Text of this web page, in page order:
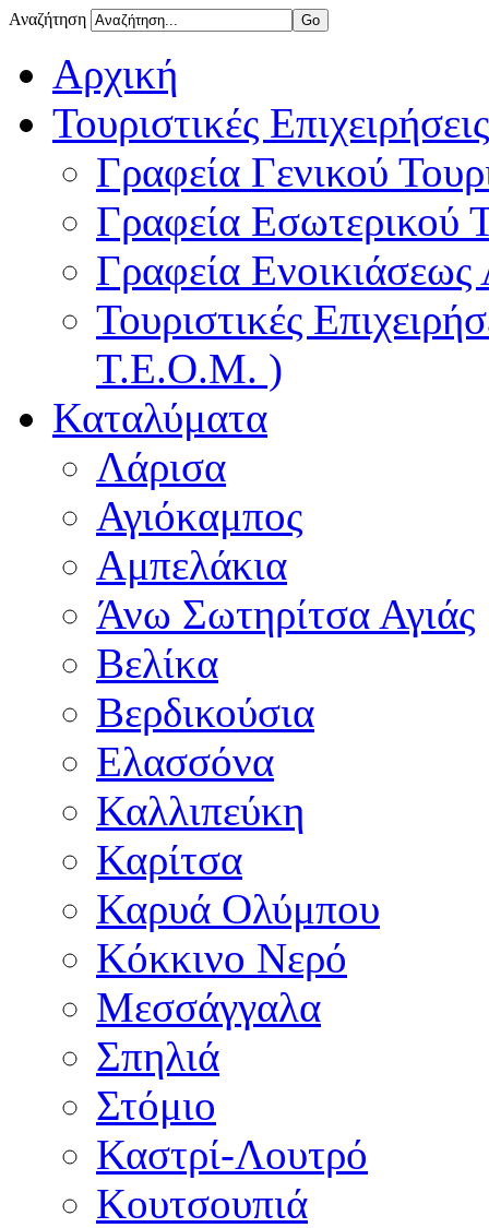
Αναζήτηση
Αρχική
Τουριστικές Επιχειρήσεις
Γραφεία Γενικού
Γραφεία Εσωτερικού
Γραφεία
Τουριστικές
Τ.Ε.Ο.Μ. )
Καταλύματα
Λάρισα
Αγιόκαμπος
Αμπελάκια
Άνω Σωτηρίτσα Αγιάς
Βελίκα
Βερδικούσια
Ελασσόνα
Καλλιπεύκη
Καρίτσα
Καρυά Ολύμπου
Κόκκινο Νερό
Μεσσάγγαλα
Σπηλιά
Στόμιο
Καστρί-Λουτρό
Κουτσουπιά